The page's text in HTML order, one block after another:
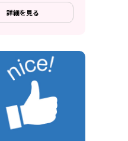
詳細を見る